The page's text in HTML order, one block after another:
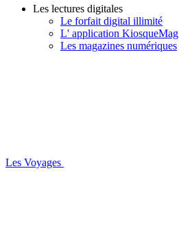
Les lectures digitales
Le forfait digital illimité
L' application KiosqueMag
Les magazines numériques
Les Voyages